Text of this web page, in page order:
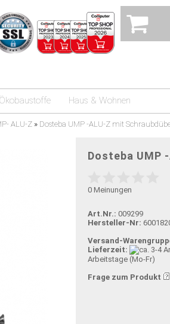
Ökobaustoffe Haus & Wohnen
ALU-Z » Dosteba UMP -ALU-Z mit
Dosteba UMP
0 Meinungen
Art.Nr.: 009299
Hersteller-Nr:
Versand-
Lieferzeit:
Arbeitstage (Mo-Fr)
Frage zum Produkt